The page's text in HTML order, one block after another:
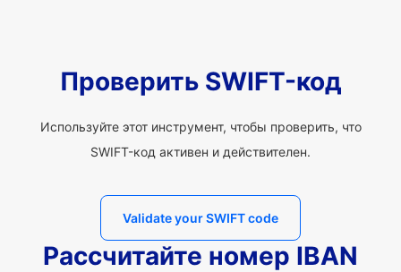
Проверить SWIFT-код
Используйте этот инструмент, чтобы проверить, что
SWIFT-код активен и действителен.
Validate your SWIFT code
Рассчитайте номер IBAN